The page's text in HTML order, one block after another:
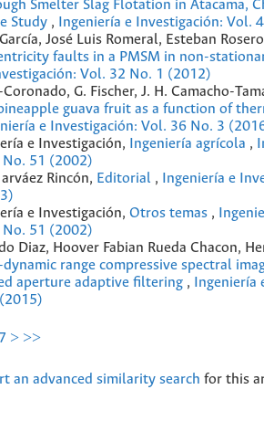
Smelter Slag Flotation in Atacama,
Study ,
Ingeniería e Investigación: Vol.
José Luis Romeral, Esteban
faults in a PMSM in non-
Vol. 32 No. 1 (2012)
G. Fischer, J. H. Camacho-
guava fruit as a function of
e Investigación: Vol. 36 No. 3
e Investigación,
Ingeniería agrícola ,
No. 51 (2002)
Rincón, Editorial ,
Ingeniería e
e Investigación, Otros temas ,
No. 51 (2002)
Diaz, Hoover Fabian Rueda Chacon,
dynamic range compressive spectral
aperture adaptive filtering ,
Ingeniería
7 > >>
an advanced similarity search for this